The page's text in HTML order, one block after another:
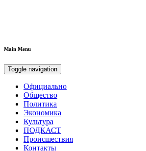
Main Menu
Toggle navigation
Официально
Общество
Политика
Экономика
Культура
ПОДКАСТ
Происшествия
Контакты